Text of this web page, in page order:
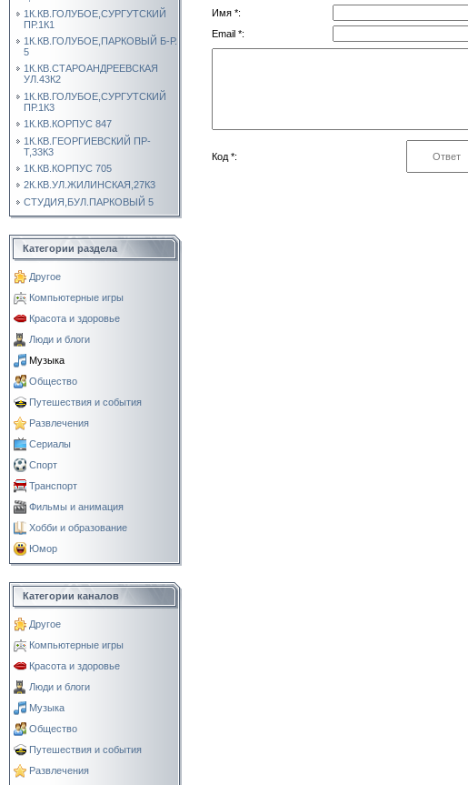
1К.КВ.ГОЛУБОЕ,СУРГУТСКИЙ
ПР.1К1
1К.КВ.ГОЛУБОЕ,ПАРКОВЫЙ Б-Р.
5
1К.КВ.СТАРОАНДРЕЕВСКАЯ
УЛ.43К2
1К.КВ.ГОЛУБОЕ,СУРГУТСКИЙ
ПР.1К3
1К.КВ.КОРПУС 847
1К.КВ.ГЕОРГИЕВСКИЙ ПР-
Т,33К3
1К.КВ.КОРПУС 705
2К.КВ.УЛ.ЖИЛИНСКАЯ,27К3
СТУДИЯ,БУЛ.ПАРКОВЫЙ 5
Категории раздела
Другое
Компьютерные игры
Красота и здоровье
Люди и блоги
Музыка
Общество
Путешествия и события
Развлечения
Сериалы
Спорт
Транспорт
Фильмы и анимация
Хобби и образование
Юмор
Категории каналов
Другое
Компьютерные игры
Красота и здоровье
Люди и блоги
Музыка
Общество
Путешествия и события
Развлечения
Имя *:
Email *:
Код *: